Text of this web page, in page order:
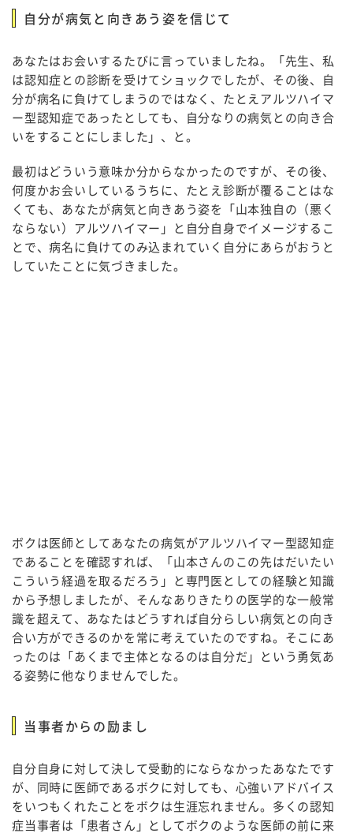
自分が病気と向きあう姿を信じて
あなたはお会いするたびに言っていましたね。「先生、私
は認知症との診断を受けてショックでしたが、その後、自
分が病名に負けてしまうのではなく、たとえアルツハイマ
ー型認知症であったとしても、自分なりの病気との向き合
いをすることにしました」、と。
最初はどういう意味か分からなかったのですが、その後、
何度かお会いしているうちに、たとえ診断が覆ることはな
くても、あなたが病気と向きあう姿を「山本独自の（悪く
ならない）アルツハイマー」と自分自身でイメージするこ
とで、病名に負けてのみ込まれていく自分にあらがおうと
していたことに気づきました。
ボクは医師としてあなたの病気がアルツハイマー型認知症
であることを確認すれば、「山本さんのこの先はだいたい
こういう経過を取るだろう」と専門医としての経験と知識
から予想しましたが、そんなありきたりの医学的な一般常
識を超えて、あなたはどうすれば自分らしい病気との向き
合い方ができるのかを常に考えていたのですね。そこにあ
ったのは「あくまで主体となるのは自分だ」という勇気あ
る姿勢に他なりませんでした。
当事者からの励まし
自分自身に対して決して受動的にならなかったあなたです
が、同時に医師であるボクに対しても、心強いアドバイス
をいつもくれたことをボクは生涯忘れません。多くの認知
症当事者は「患者さん」としてボクのような医師の前に来